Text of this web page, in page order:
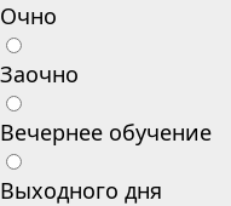
Очно
Заочно
Вечернее обучение
Выходного дня